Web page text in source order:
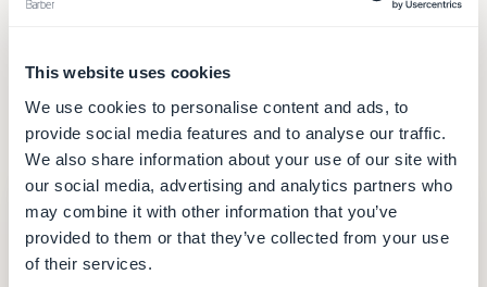
This website uses cookies
We use cookies to personalise content and ads, to
provide social media features and to analyse our traffic.
We also share information about your use of our site with
our social media, advertising and analytics partners who
may combine it with other information that you’ve
provided to them or that they’ve collected from your use
of their services.
importa es lo que obtienes por él — y lo que
tendrás que ensamblar y mantener por separado.
GoodBarber — desde 30 €/mes
30 €/mes (facturación anual — 360